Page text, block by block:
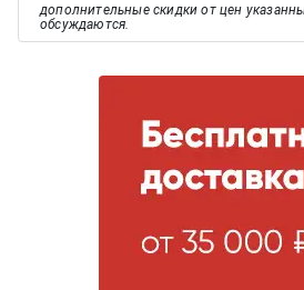
дополнительные скидки от цен
обсуждаются.